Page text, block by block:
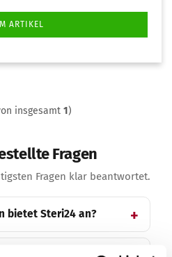
ARTIKEL
insgesamt 1)
Fragen
Fragen klar beantwortet.
bietet Steri24 an?